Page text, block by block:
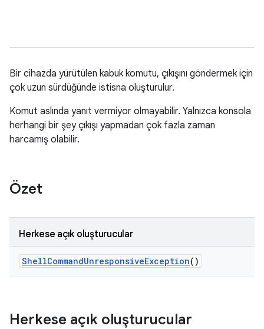
Bir cihazda yürütülen kabuk komutu, çıkışını göndermek için
çok uzun sürdüğünde istisna oluşturulur.
Komut aslında yanıt vermiyor olmayabilir. Yalnızca konsola
herhangi bir şey çıkışı yapmadan çok fazla zaman
harcamış olabilir.
Özet
Herkese açık oluşturucular
ShellCommandUnresponsiveException()
Herkese açık oluşturucular